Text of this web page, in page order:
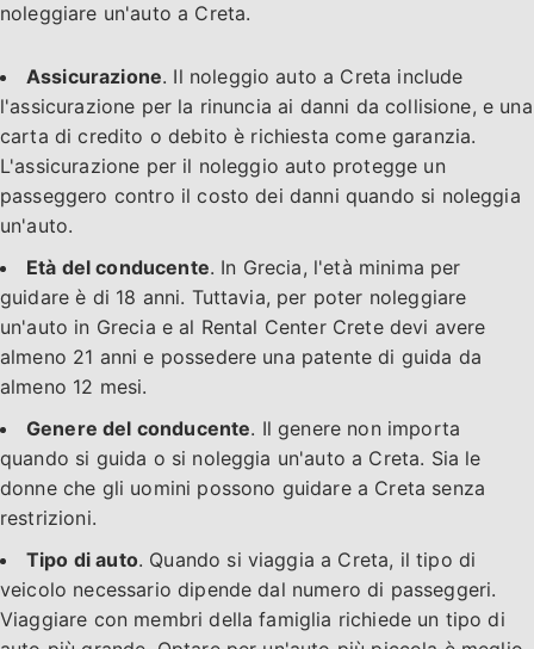
noleggiare un'auto a Creta.
Assicurazione. Il noleggio auto a Creta include
l'assicurazione per la rinuncia ai danni da collisione, e una
carta di credito o debito è richiesta come garanzia.
L'assicurazione per il noleggio auto protegge un
passeggero contro il costo dei danni quando si noleggia
un'auto.
Età del conducente. In Grecia, l'età minima per
guidare è di 18 anni. Tuttavia, per poter noleggiare
un'auto in Grecia e al Rental Center Crete devi avere
almeno 21 anni e possedere una patente di guida da
almeno 12 mesi.
Genere del conducente. Il genere non importa
quando si guida o si noleggia un'auto a Creta. Sia le
donne che gli uomini possono guidare a Creta senza
restrizioni.
Tipo di auto. Quando si viaggia a Creta, il tipo di
veicolo necessario dipende dal numero di passeggeri.
Viaggiare con membri della famiglia richiede un tipo di